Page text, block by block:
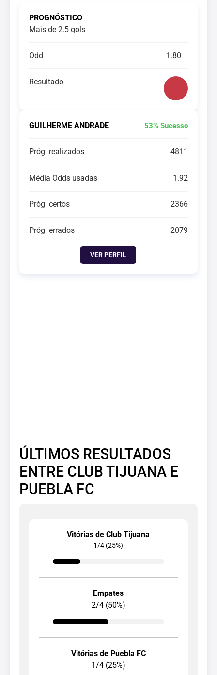
PROGNÓSTICO
Mais de 2.5 gols
Odd 1.80
Resultado
GUILHERME ANDRADE 53% Sucesso
Próg. realizados 4811
Média Odds usadas 1.92
Próg. certos 2366
Próg. errados 2079
VER PERFIL
ÚLTIMOS RESULTADOS
ENTRE CLUB TIJUANA E
PUEBLA FC
Vitórias de Club Tijuana
1/4 (25%)
Empates
2/4 (50%)
Vitórias de Puebla FC
1/4 (25%)